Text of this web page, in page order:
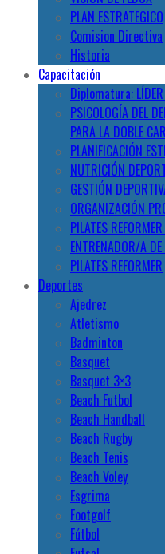
PLAN ESTRATEGICO
Comision Directiva
Historia
Capacitación
Diplomatura: LÍDER
PSICOLOGÍA DEL
PARA LA DOBLE
PLANIFICACIÓN
NUTRICIÓN
GESTIÓN
ORGANIZACIÓN
PILATES
ENTRENADOR/A
PILATES REFORMER
Deportes
Ajedrez
Atletismo
Badminton
Basquet
Basquet 3×3
Beach Futbol
Beach Handball
Beach Rugby
Beach Tenis
Beach Voley
Esgrima
Footgolf
Fútbol